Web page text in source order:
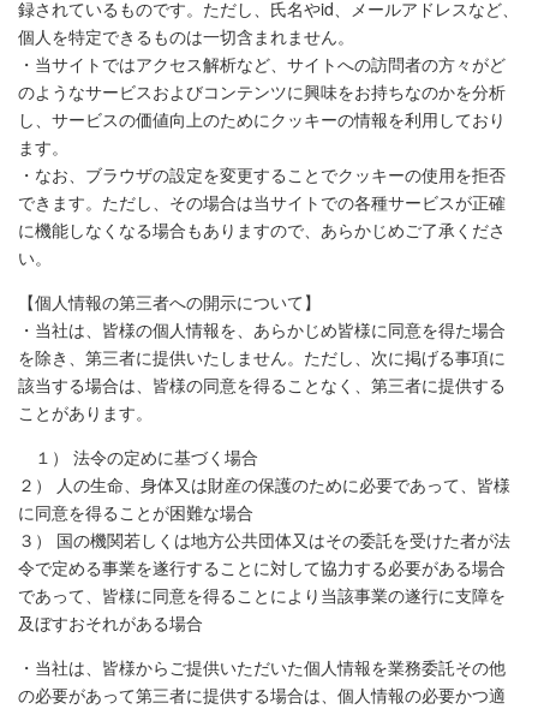
録されているものです。ただし、氏名やid、メールアドレスなど、
個人を特定できるものは一切含まれません。
・当サイトではアクセス解析など、サイトへの訪問者の方々がど
のようなサービスおよびコンテンツに興味をお持ちなのかを分析
し、サービスの価値向上のためにクッキーの情報を利用しており
ます。
・なお、ブラウザの設定を変更することでクッキーの使用を拒否
できます。ただし、その場合は当サイトでの各種サービスが正確
に機能しなくなる場合もありますので、あらかじめご了承くださ
い。
【個人情報の第三者への開示について】
・当社は、皆様の個人情報を、あらかじめ皆様に同意を得た場合
を除き、第三者に提供いたしません。ただし、次に掲げる事項に
該当する場合は、皆様の同意を得ることなく、第三者に提供する
ことがあります。
１） 法令の定めに基づく場合
２） 人の生命、身体又は財産の保護のために必要であって、皆様
に同意を得ることが困難な場合
３） 国の機関若しくは地方公共団体又はその委託を受けた者が法
令で定める事業を遂行することに対して協力する必要がある場合
であって、皆様に同意を得ることにより当該事業の遂行に支障を
及ぼすおそれがある場合
・当社は、皆様からご提供いただいた個人情報を業務委託その他
の必要があって第三者に提供する場合は、個人情報の必要かつ適